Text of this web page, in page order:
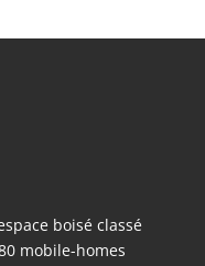
boisé classé
mobile-homes